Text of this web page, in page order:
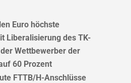
Euro höchste
Liberalisierung des TK-
Wettbewerber der
60 Prozent
FTTB/H-Anschlüsse